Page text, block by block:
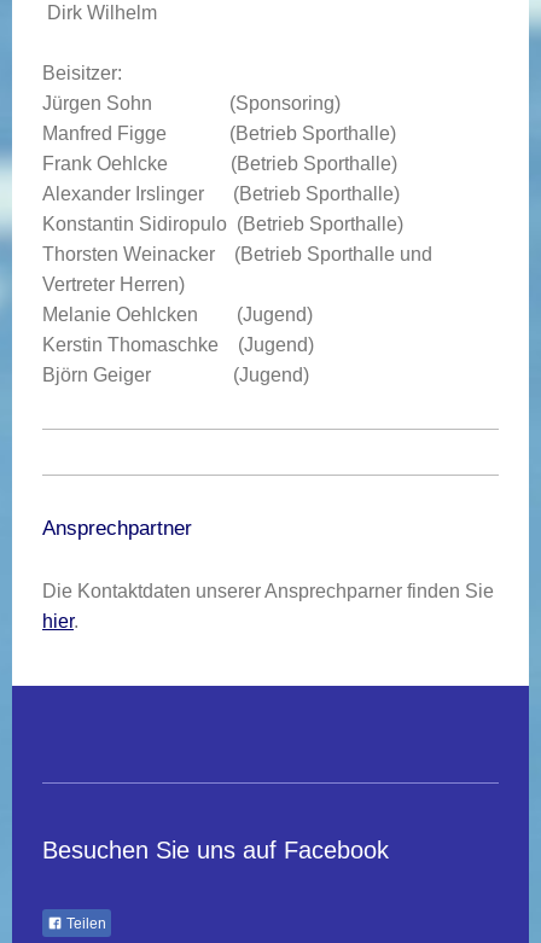
Dirk Wilhelm
Beisitzer:
Jürgen Sohn (Sponsoring)
Manfred Figge (Betrieb Sporthalle)
Frank Oehlcke (Betrieb Sporthalle)
Alexander Irslinger (Betrieb Sporthalle)
Konstantin Sidiropulo (Betrieb Sporthalle)
Thorsten Weinacker (Betrieb Sporthalle und
Vertreter Herren)
Melanie Oehlcken (Jugend)
Kerstin Thomaschke (Jugend)
Björn Geiger (Jugend)
Ansprechpartner
Die Kontaktdaten unserer Ansprechparner finden Sie
hier.
Besuchen Sie uns auf Facebook
Teilen